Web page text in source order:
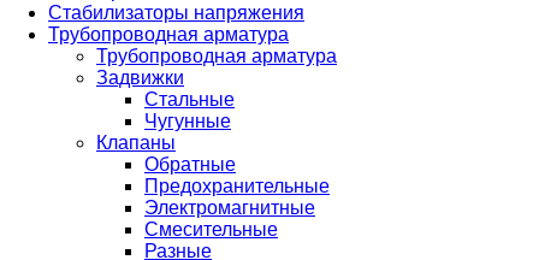
Стабилизаторы напряжения
Трубопроводная арматура
Трубопроводная арматура
Задвижки
Стальные
Чугунные
Клапаны
Обратные
Предохранительные
Электромагнитные
Смесительные
Разные